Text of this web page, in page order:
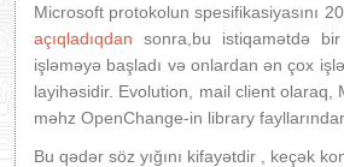
Microsoft protokolun spesifikasiyasını
açıqladıqdan sonra,bu istiqamətdə
işləməyə başladı və onlardan ən çox
layihəsidir. Evolution, mail client olaraq,
məhz OpenChange-in library
Bu qədər söz yığını kifayətdir , keçək